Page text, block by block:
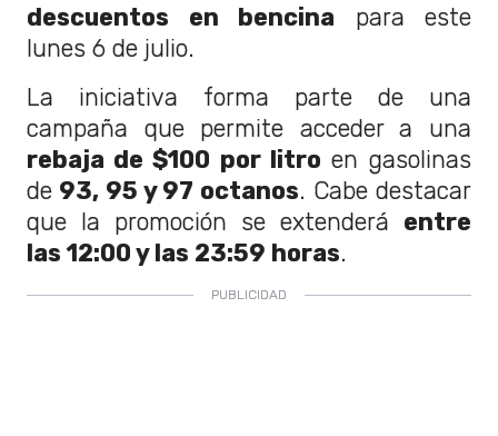
descuentos en bencina para este
lunes 6 de julio.
La iniciativa forma parte de una
campaña que permite acceder a una
rebaja de $100 por litro en gasolinas
de 93, 95 y 97 octanos. Cabe destacar
que la promoción se extenderá entre
las 12:00 y las 23:59 horas.